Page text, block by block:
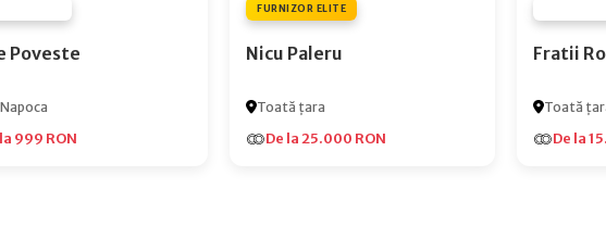
Poveste
999 RON
FURNIZOR ELITE
Nicu Paleru
Toată țara
De la 25.000 RON
Fratii
Toată
De la